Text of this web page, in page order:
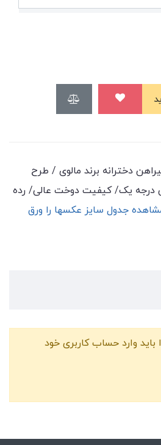
دخترانه برند مالوی / طرح
درجه یک/ کیفیت دوخت عالی/ رده
جدول سایز عکسها را ورق
باید وارد حساب کاربری خود